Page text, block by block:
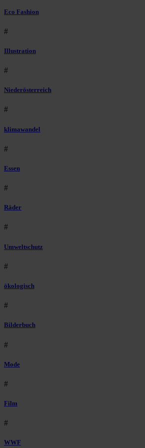
Eco Fashion
#
Illustration
#
Niederösterreich
#
klimawandel
#
Essen
#
Räder
#
Umweltschutz
#
ökologisch
#
Bilderbuch
#
Mode
#
Film
#
WWF